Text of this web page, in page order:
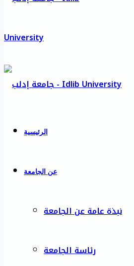
الرئيسية
عن الجامعة
نبذة عامة عن الجامعة
رئاسة الجامعة